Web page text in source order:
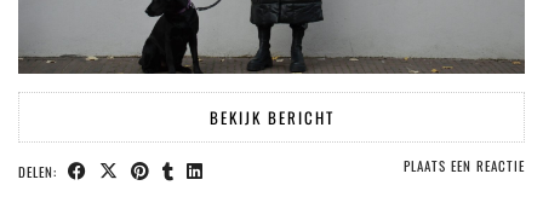
BEKIJK BERICHT
DELEN: PLAATS EEN REACTIE